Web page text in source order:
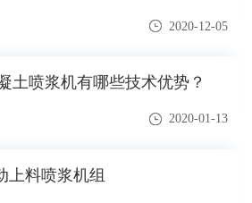
2020-12-05
土喷浆机有哪些技术优势？
2020-01-13
上料喷浆机组